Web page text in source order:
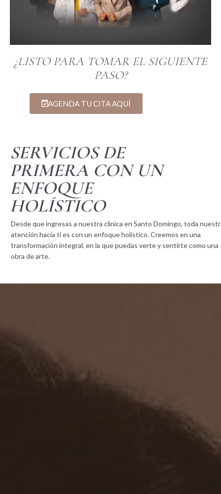
¿LISTO PARA TOMAR EL SIGUIENTE
PASO?
AGENDA TU CITA AQUÍ
SERVICIOS DE
PRIMERA CON UN
ENFOQUE
HOLÍSTICO
Desde que ingresas a nuestra clínica en Santo Domingo, toda
atención hacia ti es con un enfoque holístico. Creemos en una
transformación integral, en la que puedas verte y sentirte como una
obra de arte.